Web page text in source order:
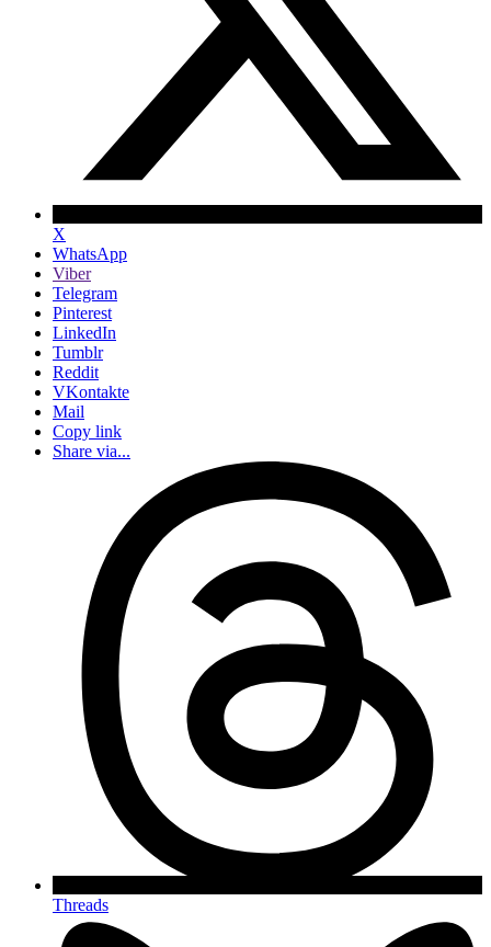
X
WhatsApp
Viber
Telegram
Pinterest
LinkedIn
Tumblr
Reddit
VKontakte
Mail
Copy link
Share via...
Threads